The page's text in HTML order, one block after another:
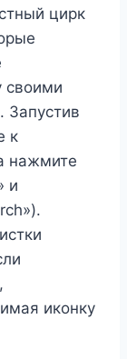
цирк
своими
Запустив
к
нажмите
и
иконку